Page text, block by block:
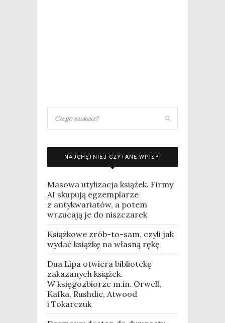
NAJCHĘTNIEJ CZYTANE WPISY:
Masowa utylizacja książek. Firmy
AI skupują egzemplarze
z antykwariatów, a potem
wrzucają je do niszczarek
Książkowe zrób-to-sam, czyli jak
wydać książkę na własną rękę
Dua Lipa otwiera bibliotekę
zakazanych książek.
W księgozbiorze m.in. Orwell,
Kafka, Rushdie, Atwood
i Tokarczuk